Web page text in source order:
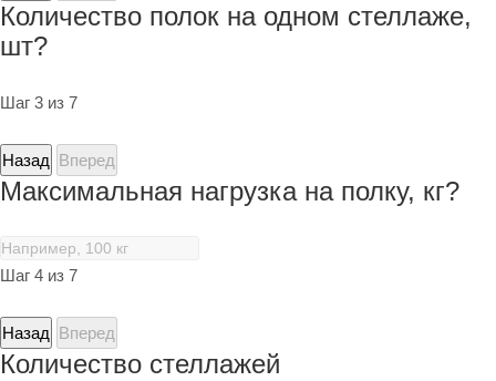
Количество полок на одном стеллаже,
шт?
Шаг 3 из 7
Назад Вперед
Максимальная нагрузка на полку, кг?
Шаг 4 из 7
Назад Вперед
Количество стеллажей